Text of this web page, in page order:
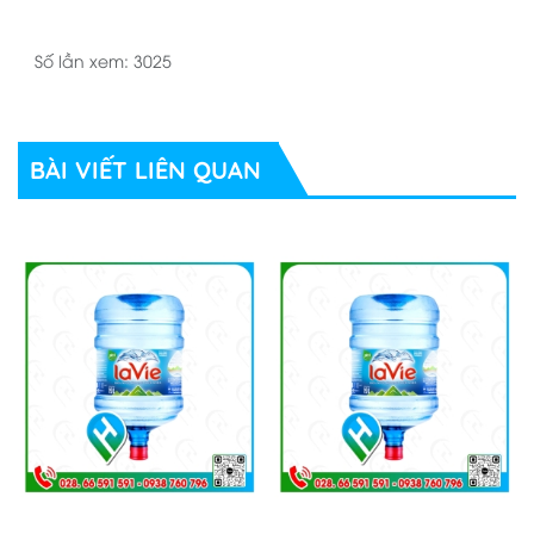
khi bạn đang làm việc tại hà nội cũng như đang sinh sống
tại đây muốn chọn cho người thân cũng như cho cơ quan
Số lần xem: 3025
BÀI VIẾT LIÊN QUAN